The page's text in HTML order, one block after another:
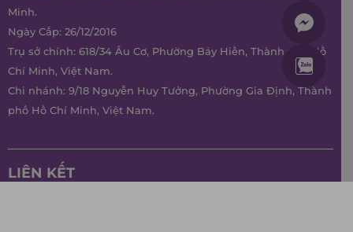
Minh.
Ngày Cấp: 26/12/2016
Trụ sở chính: 618/34 Âu Cơ, Phường Bảy Hiền, Thành phố Hồ
Chí Minh, Việt Nam.
Chi nhánh: 9/18 Nguyễn Huy Tưởng, Phường Gia Định, Thành
phố Hồ Chí Minh, Việt Nam.
LIÊN KẾT